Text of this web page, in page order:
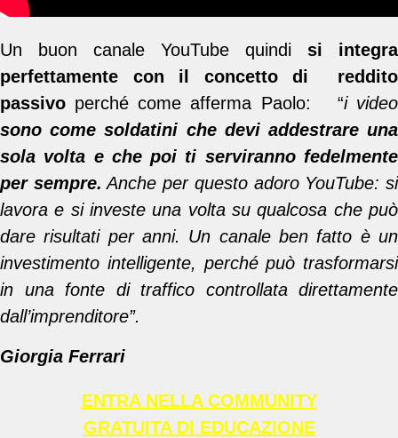
Un buon canale YouTube quindi si integra
perfettamente con il concetto di reddito
passivo perché come afferma Paolo: “i video
sono come soldatini che devi addestrare una
sola volta e che poi ti serviranno fedelmente
per sempre. Anche per questo adoro YouTube: si
lavora e si investe una volta su qualcosa che può
dare risultati per anni. Un canale ben fatto è un
investimento intelligente, perché può trasformarsi
in una fonte di traffico controllata direttamente
dall’imprenditore”.
Giorgia Ferrari
ENTRA NELLA COMMUNITY
GRATUITA DI EDUCAZIONE